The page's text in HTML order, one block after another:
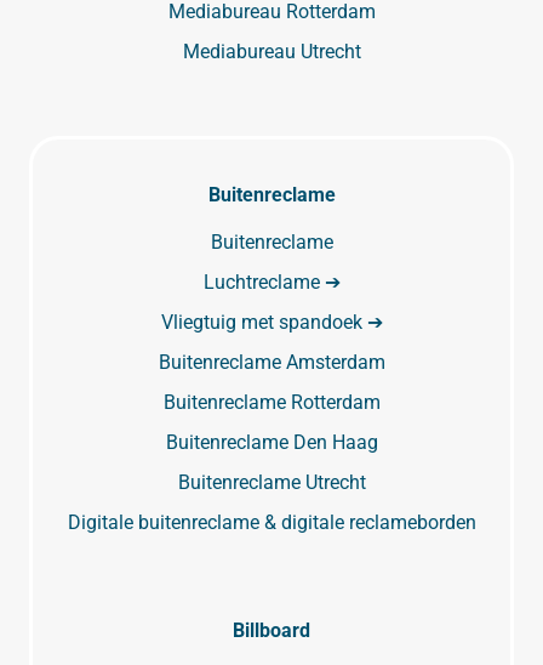
Mediabureau Rotterdam
Mediabureau Utrecht
Buitenreclame
Buitenreclame
Luchtreclame ➔
Vliegtuig met spandoek ➔
Buitenreclame Amsterdam
Buitenreclame Rotterdam
Buitenreclame Den Haag
Buitenreclame Utrecht
Digitale buitenreclame & digitale reclameborden
Billboard